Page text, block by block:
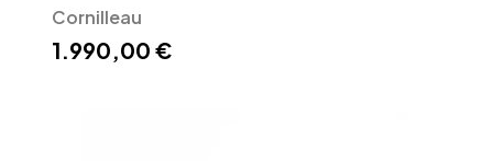
Cornilleau
1.990,00 €